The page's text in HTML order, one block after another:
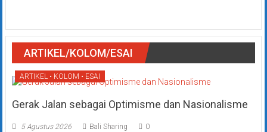
ARTIKEL/KOLOM/ESAI
ARTIKEL • KOLOM • ESAI
Gerak Jalan sebagai Optimisme dan Nasionalisme
5 Agustus 2026 Bali Sharing 0